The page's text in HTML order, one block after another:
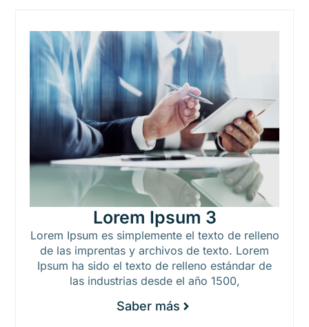
Lorem Ipsum 3
Lorem Ipsum es simplemente el texto de relleno
de las imprentas y archivos de texto. Lorem
Ipsum ha sido el texto de relleno estándar de
las industrias desde el año 1500,
Saber más